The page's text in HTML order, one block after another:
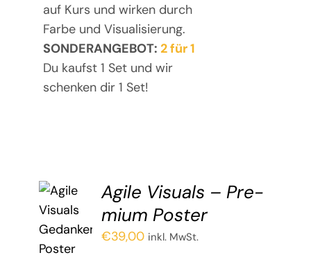
auf Kurs und wirken durch
Farbe und Visualisierung.
SONDERANGEBOT: 2 für 1
Du kaufst 1 Set und wir
schenken dir 1 Set!
Agi­le Visu­als – Pre­
mi­um Poster
€39,00 inkl. MwSt.